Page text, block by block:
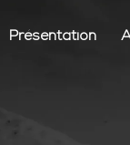
Présentation